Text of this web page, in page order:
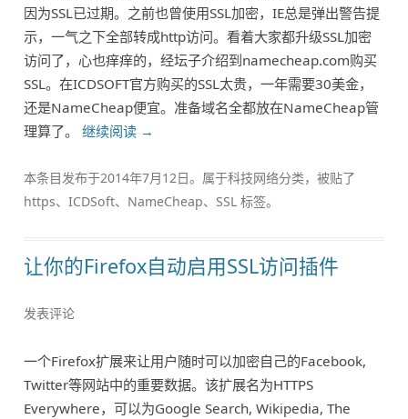
因为SSL已过期。之前也曾使用SSL加密，IE总是弹出警告提
示，一气之下全部转成http访问。看着大家都升级SSL加密
访问了，心也痒痒的，经坛子介绍到namecheap.com购买
SSL。在ICDSOFT官方购买的SSL太贵，一年需要30美金，
还是NameCheap便宜。准备域名全都放在NameCheap管
理算了。继续阅读 →
本条目发布于2014年7月12日。属于科技网络分类，被贴了
https、ICDSoft、 NameCheap、 SSL 标签。
让你的Firefox自动启用SSL访问插件
发表评论
一个Firefox扩展来让用户随时可以加密自己的Facebook,
Twitter等网站中的重要数据。该扩展名为HTTPS
Everywhere，可以为Google Search, Wikipedia, The